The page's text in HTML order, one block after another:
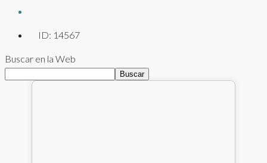
ID: 14567
Buscar en la Web
Buscar